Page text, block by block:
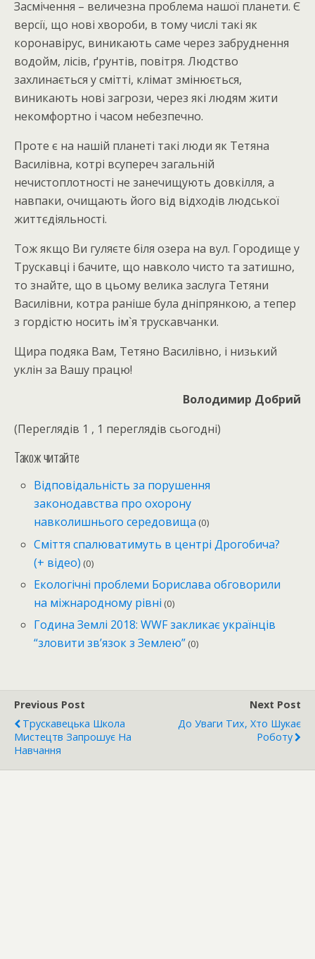
Засмічення – величезна проблема нашої планети. Є
версії, що нові хвороби, в тому числі такі як
коронавірус, виникають саме через забруднення
водойм, лісів, ґрунтів, повітря. Людство
захлинається у смітті, клімат змінюється,
виникають нові загрози, через які людям жити
некомфортно і часом небезпечно.
Проте є на нашій планеті такі люди як Тетяна
Василівна, котрі всупереч загальній
нечистоплотності не занечищують довкілля, а
навпаки, очищають його від відходів людської
життєдіяльності.
Тож якщо Ви гуляєте біля озера на вул. Городище у
Трускавці і бачите, що навколо чисто та затишно,
то знайте, що в цьому велика заслуга Тетяни
Василівни, котра раніше була дніпрянкою, а тепер
з гордістю носить ім`я трускавчанки.
Щира подяка Вам, Тетяно Василівно, і низький
уклін за Вашу працю!
Володимир Добрий
(Переглядів 1 , 1 переглядів сьогодні)
Також читайте
Відповідальність за порушення
законодавства про охорону
навколишнього середовища (0)
Сміття спалюватимуть в центрі Дрогобича?
(+ відео) (0)
Екологічні проблеми Борислава обговорили
на міжнародному рівні (0)
Година Землі 2018: WWF закликає українців
“зловити зв’язок з Землею” (0)
Previous Post
Трускавецька Школа
Мистецтв Запрошує На
Навчання
Next Post
До Уваги Тих, Хто Шукає
Роботу